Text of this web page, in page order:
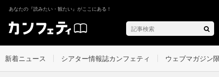
あなたの『読みたい・観たい』がここにある！
新着ニュース シアター情報誌カンフェティ ウェブマガジン